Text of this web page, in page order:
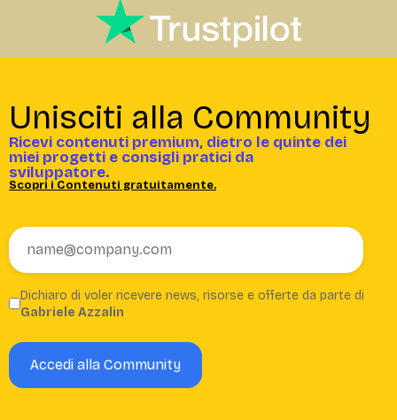
Unisciti alla Community
Ricevi contenuti premium, dietro le quinte dei
miei progetti e consigli pratici da
sviluppatore.
Scopri i Contenuti gratuitamente.
Dichiaro di voler ricevere news, risorse e offerte da parte di
Gabriele Azzalin
Accedi alla Community